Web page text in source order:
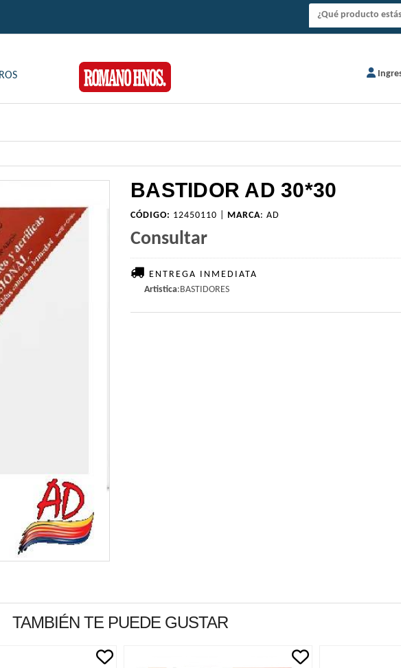
BASTIDOR AD 30*30
CÓDIGO: 12450110 | MARCA: AD
Consultar
ENTREGA INMEDIATA
Artistica:BASTIDORES
TAMBIÉN TE PUEDE GUSTAR